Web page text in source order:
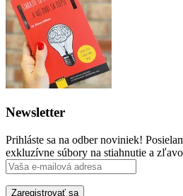
Newsletter
Prihláste sa na odber noviniek!
exkluzívne súbory na stiahnutie a